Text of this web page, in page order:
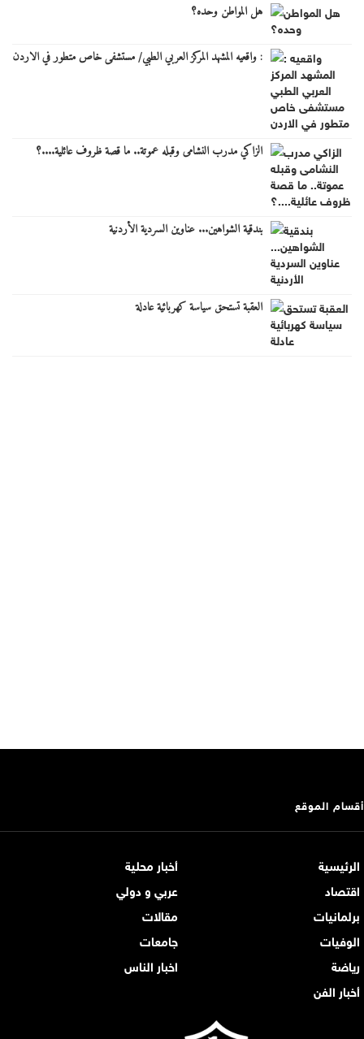
هل المواطن وحده؟
: واقعيه المشهد المركز العربي الطبي/ مستشفى خاص متطور في الاردن
الزاكي مدرب النشامى وقبله عموتة.. ما قصة ظروف عائلية....؟
بندقية الشواهين... عناوين السردية الأردنية
العقبة تستحق سياسة كهربائية عادلة
أقسام الموقع
الرئيسية
أخبار محلية
اقتصاد
عربي و دولي
برلمانيات
مقالات
الوفيات
جامعات
رياضة
اخبار الناس
أخبار الفن